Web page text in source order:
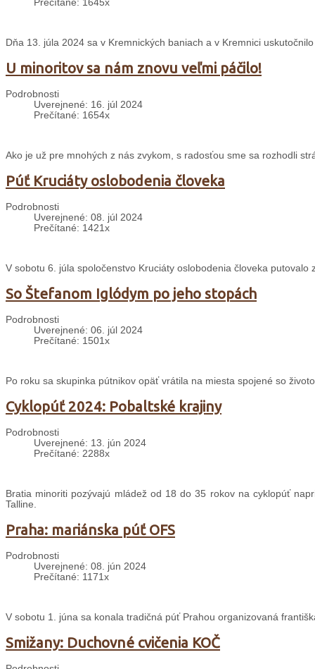
Prečítané: 1645x
Dňa 13. júla 2024 sa v Kremnických baniach a v Kremnici
U minoritov sa nám znovu veľmi páčilo!
Podrobnosti
Uverejnené: 16. júl 2024
Prečítané: 1654x
Ako je už pre mnohých z nás zvykom, s radosťou sme sa rozhodli
Púť Kruciáty oslobodenia človeka
Podrobnosti
Uverejnené: 08. júl 2024
Prečítané: 1421x
V sobotu 6. júla spoločenstvo Kruciáty oslobodenia človeka putovalo
So Štefanom Iglódym po jeho stopách
Podrobnosti
Uverejnené: 06. júl 2024
Prečítané: 1501x
Po roku sa skupinka pútnikov opäť vrátila na miesta spojené so
Cyklopúť 2024: Pobaltské krajiny
Podrobnosti
Uverejnené: 13. jún 2024
Prečítané: 2288x
Bratia minoriti pozývajú mládež od 18 do 35 rokov na cyklopúť
Talline.
Praha: mariánska púť OFS
Podrobnosti
Uverejnené: 08. jún 2024
Prečítané: 1171x
V sobotu 1. júna sa konala tradičná púť Prahou organizovaná
Smižany: Duchovné cvičenia KOČ